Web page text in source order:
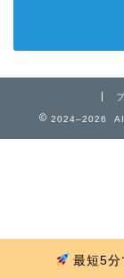
2024–2026 AI
最短5分